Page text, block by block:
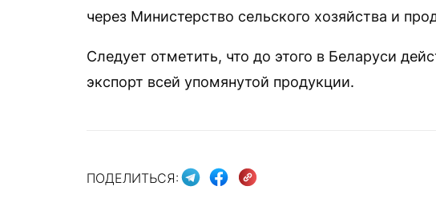
через Министерство сельского хозяйства и
Следует отметить, что до этого в Беларуси
экспорт всей упомянутой продукции.
ПОДЕЛИТЬСЯ: